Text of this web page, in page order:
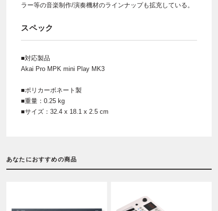
ラー等の音楽制作/演奏機材のラインナップも拡充している。
スペック
■対応製品
Akai Pro MPK mini Play MK3
■ポリカーボネート製
■重量：0.25 kg
■サイズ：32.4 x 18.1 x 2.5 cm
あなたにおすすめの商品